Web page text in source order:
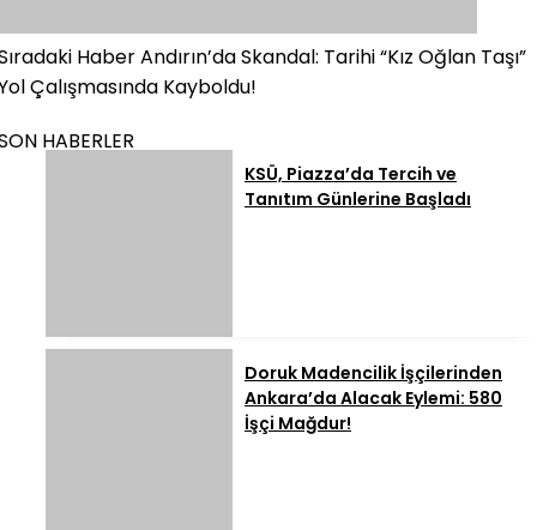
HaberAndırın’da Skandal: Tarihi “Kız Oğlan Taşı”
Çalışmasında Kayboldu!
HABERLER
KSÜ, Piazza’da Tercih ve
Tanıtım Günlerine Başladı
Doruk Madencilik İşçilerinden
Ankara’da Alacak Eylemi: 580
İşçi Mağdur!